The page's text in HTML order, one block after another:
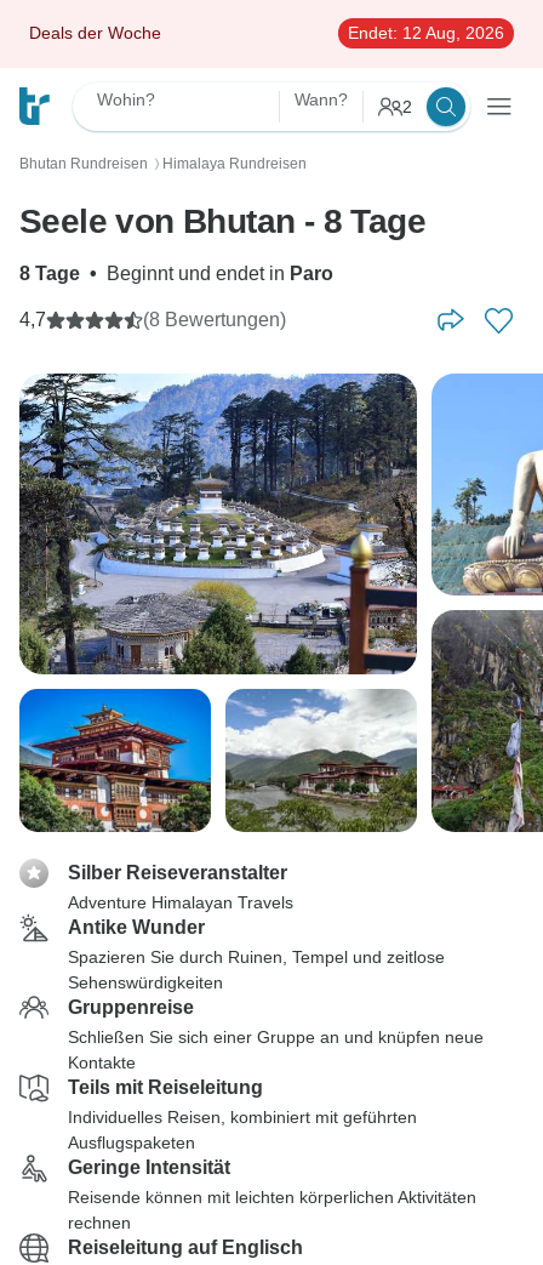
Deals der Woche Endet: 12 Aug, 2026
Wohin? Wann? 2
Bhutan Rundreisen 〉 Himalaya Rundreisen
Seele von Bhutan - 8 Tage
8 Tage • Beginnt und endet in Paro
4,7 (8 Bewertungen)
Silber Reiseveranstalter
Adventure Himalayan Travels
Antike Wunder
Spazieren Sie durch Ruinen, Tempel und zeitlose
Sehenswürdigkeiten
Gruppenreise
Schließen Sie sich einer Gruppe an und knüpfen neue
Kontakte
Teils mit Reiseleitung
Individuelles Reisen, kombiniert mit geführten
Ausflugspaketen
Geringe Intensität
Reisende können mit leichten körperlichen Aktivitäten
rechnen
Reiseleitung auf Englisch